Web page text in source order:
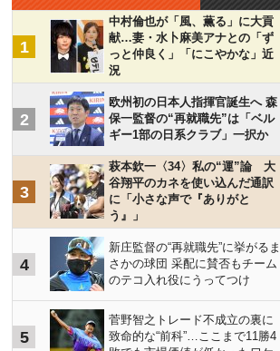
1
中村倫也が「風、薫る」に大貢
献…妻・水卜麻美アナとの「ず
っと仲良く」「にこやかな」近
況
2
欧州初の日本人指揮官誕生へ 森
保一監督の“再就職先”は「ベル
ギー1部の日系クラブ」一択か
3
萩本欽一〈34〉私の“運”論 大
谷翔平のカネを使い込んだ通訳
に「小さな声で『ありがと
う』」
4
新庄監督の“再就職先”に挙がるま
さかの球団 采配に賛否もチーム
のテコ入れ役にうってつけ
5
菅野智之トレード不成立の裏に
致命的な“前科”…ここまで11勝4